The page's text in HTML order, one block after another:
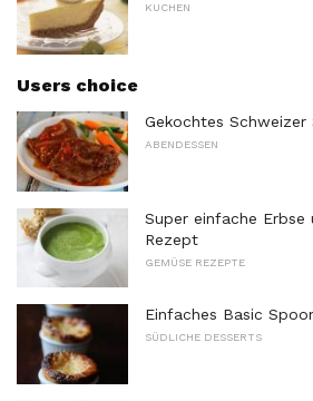
KUCHEN
Users choice
Gekochtes Schweizer
ABENDESSEN
Super einfache Erbse
Rezept
GEMÜSE REZEPTE
Einfaches Basic
SÜDLICHE DESSERTS